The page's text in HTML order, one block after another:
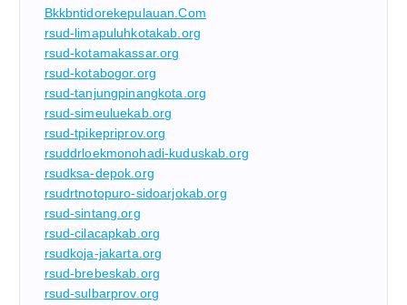
Bkkbntidorekepulauan.com
rsud-limapuluhkotakab.org
rsud-kotamakassar.org
rsud-kotabogor.org
rsud-tanjungpinangkota.org
rsud-simeuluekab.org
rsud-tpikepriprov.org
rsuddrloekmonohadi-kuduskab.org
rsudksa-depok.org
rsudrtnotopuro-sidoarjokab.org
rsud-sintang.org
rsud-cilacapkab.org
rsudkoja-jakarta.org
rsud-brebeskab.org
rsud-sulbarprov.org